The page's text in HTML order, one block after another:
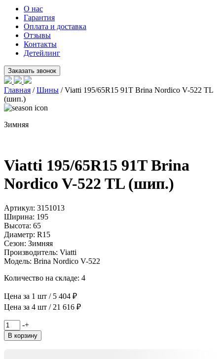
О нас
Гарантия
Оплата и доставка
Отзывы
Контакты
Детейлинг
Главная /Шины / Viatti 195/65R15 91T Brina Nordico V-522 TL
(шип.)
Зимняя
Viatti 195/65R15 91T Brina
Nordico V-522 TL (шип.)
Артикул: 3151013
Ширина: 195
Высота: 65
Диаметр: R15
Сезон: Зимняя
Производитель: Viatti
Модель: Brina Nordico V-522
Количество на складе: 4
Цена за 1 шт / 5 404 ₽
Цена за 4 шт / 21 616 ₽
Количество
товара
Viatti
-+
В корзину